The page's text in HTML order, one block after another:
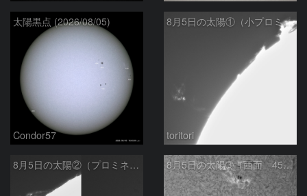
太陽黒点 (2026/08/05)
Condor57
8月5日の太陽①（小プロミネン噴出 ）
toritori
8月5日の太陽②（プロミネンス北東縁 ） 8月5日の太陽➂（西面 4502 C1.7フレア ）